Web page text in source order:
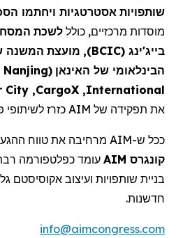
שותפויות אסטרטגיות ויחתמו
מוסדות מרכזיים, כולל לשכת
בייג'ינג (BCIC
), מועצת המשנה
הבינלאומי של האינאן (
Nanjing
International
,
CargoX
,
City
את תפקידה של AIM כזרז לשיתופי
ככל ש-AIM מרחיבה את טווח
קונגרס AIM
עומד כפלטפורמה
בניית שותפויות ועיצוב אקוסיסטם
חדשנות.
info@aimcongress.com